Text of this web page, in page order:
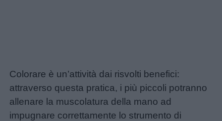
Colorare è un’attività dai risvolti benefici:
attraverso questa pratica, i più piccoli potranno
allenare la muscolatura della mano ad
impugnare correttamente lo strumento di